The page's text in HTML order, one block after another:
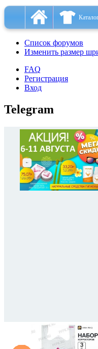
Список форумов
Изменить размер
FAQ
Регистрация
Вход
Telegram